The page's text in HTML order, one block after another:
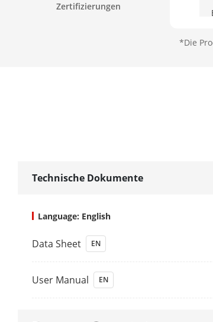
Zertifizierungen
*Die
Technische Dokumente
Language: English
Data Sheet EN
User Manual EN